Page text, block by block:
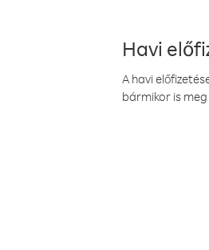
Havi
A havi
bármikor is